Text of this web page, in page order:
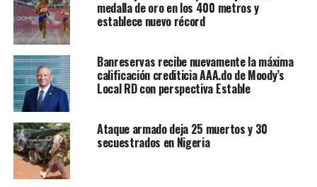
medalla de oro en los 400 metros y
establece nuevo récord
Banreservas recibe nuevamente la máxima
calificación crediticia AAA.do de Moody’s
Local RD con perspectiva Estable
Ataque armado deja 25 muertos y 30
secuestrados en Nigeria